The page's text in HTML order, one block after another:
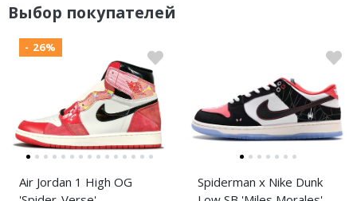
Выбор покупателей
- 26%
Air Jordan 1 High OG
Spiderman x Nike Dunk